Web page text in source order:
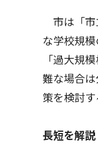
市は「市
な学校規
「過大規
難な場合
策を検討す
長短を解説